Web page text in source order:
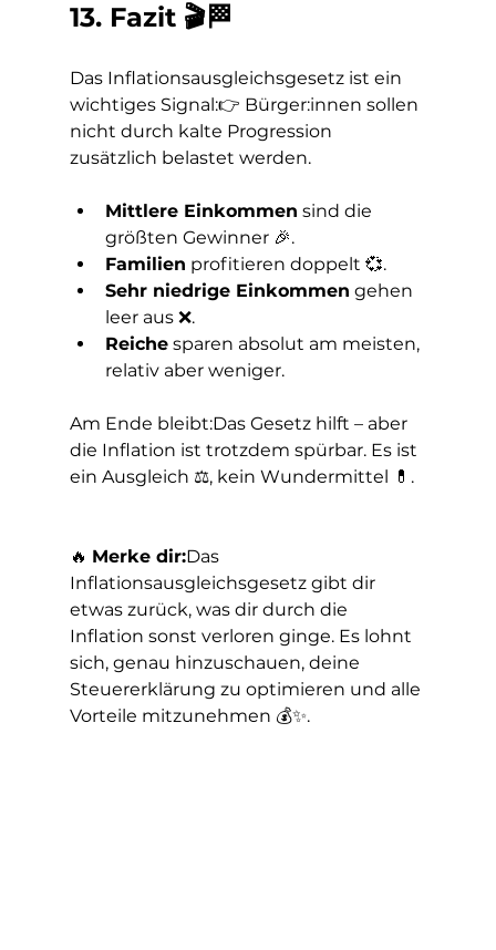
13. Fazit 🎬🏁
Das Inflationsausgleichsgesetz ist ein
wichtiges Signal:👉 Bürger:innen sollen
nicht durch kalte Progression
zusätzlich belastet werden.
Mittlere Einkommen sind die
größten Gewinner 🎉.
Familien profitieren doppelt 💞.
Sehr niedrige Einkommen gehen
leer aus ❌.
Reiche sparen absolut am meisten,
relativ aber weniger.
Am Ende bleibt:Das Gesetz hilft – aber
die Inflation ist trotzdem spürbar. Es ist
ein Ausgleich ⚖️, kein Wundermittel 💊.
🔥 Merke dir:Das
Inflationsausgleichsgesetz gibt dir
etwas zurück, was dir durch die
Inflation sonst verloren ginge. Es lohnt
sich, genau hinzuschauen, deine
Steuererklärung zu optimieren und alle
Vorteile mitzunehmen 💰✨.